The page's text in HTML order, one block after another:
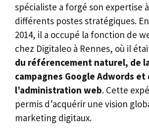
spécialiste a forgé son expertise
différents postes stratégiques.
2014, il a occupé la fonction de
chez Digitaleo à Rennes, où il
du référencement naturel, de
campagnes Google Adwords et
l’administration web. Cette
permis d’acquérir une vision
marketing digitaux.